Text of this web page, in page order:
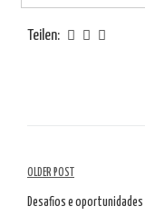
Teilen:
OLDER POST
Desafios e